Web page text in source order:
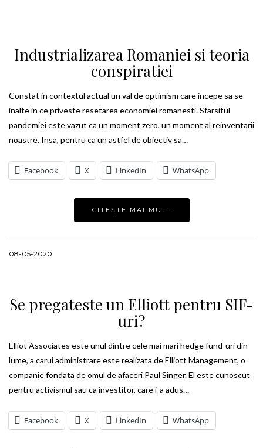
Industrializarea Romaniei si teoria
conspiratiei
Constat in contextul actual un val de optimism care incepe sa se
inalte in ce priveste resetarea economiei romanesti. Sfarsitul
pandemiei este vazut ca un moment zero, un moment al reinventarii
noastre. Insa, pentru ca un astfel de obiectiv sa…
Facebook X LinkedIn WhatsApp
CITEȘTE MAI MULT
08-05-2020
Se pregateste un Elliott pentru SIF-
uri?
Elliot Associates este unul dintre cele mai mari hedge fund-uri din
lume, a carui administrare este realizata de Elliott Management, o
companie fondata de omul de afaceri Paul Singer. El este cunoscut
pentru activismul sau ca investitor, care i-a adus…
Facebook X LinkedIn WhatsApp